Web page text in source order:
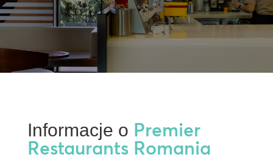
Informacje o Premier
Restaurants Romania